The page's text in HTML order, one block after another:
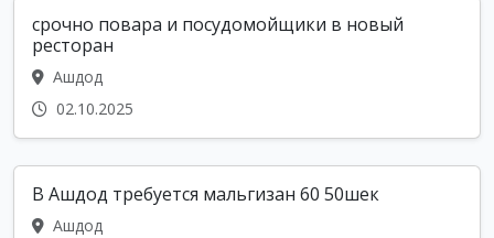
срочно повара и посудомойщики в новый
ресторан
Ашдод
02.10.2025
В Ашдод требуется мальгизан 60 50шек
Ашдод